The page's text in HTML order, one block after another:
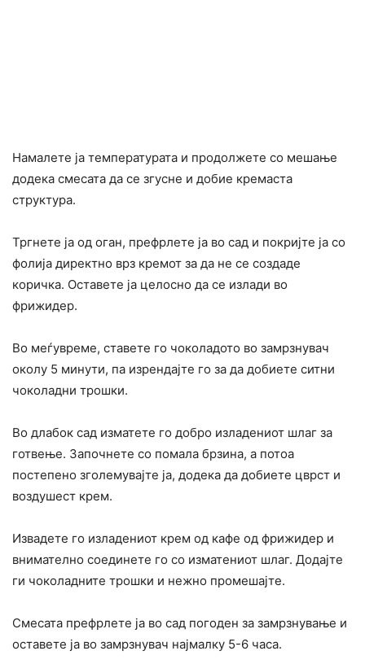
Намалете ја температурата и продолжете со мешање
додека смесата да се згусне и добие кремаста
структура.
Тргнете ја од оган, префрлете ја во сад и покријте ја со
фолија директно врз кремот за да не се создаде
коричка. Оставете ја целосно да се излади во
фрижидер.
Во меѓувреме, ставете го чоколадото во замрзнувач
околу 5 минути, па изрендајте го за да добиете ситни
чоколадни трошки.
Во длабок сад изматете го добро изладениот шлаг за
готвење. Започнете со помала брзина, а потоа
постепено зголемувајте ја, додека да добиете цврст и
воздушест крем.
Извадете го изладениот крем од кафе од фрижидер и
внимателно соединете го со изматениот шлаг. Додајте
ги чоколадните трошки и нежно промешајте.
Смесата префрлете ја во сад погоден за замрзнување и
оставете ја во замрзнувач најмалку 5-6 часа.